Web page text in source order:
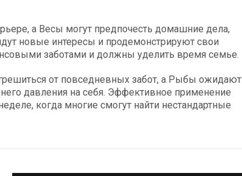
а Весы могут предпочесть домашние дела,
новые интересы и продемонстрируют свои
заботами и должны уделить время семье.
от повседневных забот, а Рыбы ожидают
давления на себя. Эффективное применение
когда многие смогут найти нестандартные